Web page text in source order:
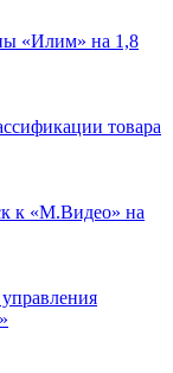
«Илим» на 1,8
товара
к «М.Видео» на